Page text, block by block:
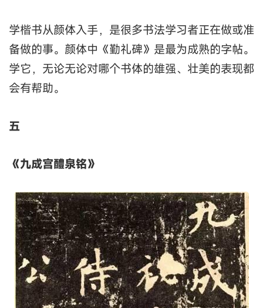
学楷书从颜体入手，是很多书法学习者正在做或准
备做的事。颜体中《勤礼碑》是最为成熟的字帖。
学它，无论无论对哪个书体的雄强、壮美的表现都
会有帮助。
五
《九成宫醴泉铭》